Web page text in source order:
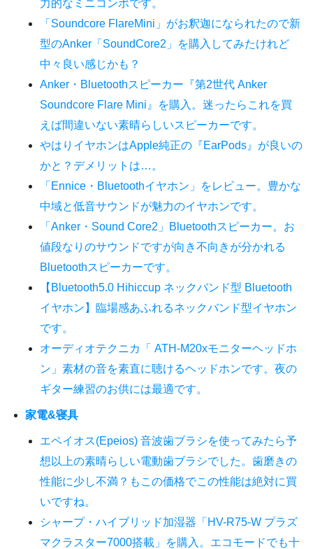
力的なミニコンポです。
「Soundcore FlareMini」がお釈迦になられたので新
型のAnker「SoundCore2」を購入してみたけれど
中々良い感じかも？
Anker・Bluetoothスピーカー『第2世代 Anker
Soundcore Flare Mini』を購入。迷ったらこれを買
えば間違いない素晴らしいスピーカーです。
やはりイヤホンはApple純正の『EarPods』が良いの
かと？デメリットは…。
「Ennice・Bluetoothイヤホン」をレビュー。豊かな
中域と低音サウンドが魅力のイヤホンです。
「Anker・Sound Core2」Bluetoothスピーカー。お
値段なりのサウンドですが向き不向きが分かれる
Bluetoothスピーカーです。
【Bluetooth5.0 Hihiccup ネックバンド型 Bluetooth
イヤホン】臨場感あふれるネックバンド型イヤホン
です。
オーディオテクニカ「 ATH-M20xモニターヘッドホ
ン」素材の音を素直に聴けるヘッドホンです。夜の
ギター練習のお供には最適です。
家電&寝具
エペイオス(Epeios) 音波歯ブラシを使ってみたら予
想以上の素晴らしい電動歯ブラシでした。歯磨きの
性能に少し不満？もこの価格でこの性能は絶対に買
いですね。
シャープ・ハイブリッド加湿器「HV-R75-W プラズ
マクラスター7000搭載」を購入。エコモードでも十